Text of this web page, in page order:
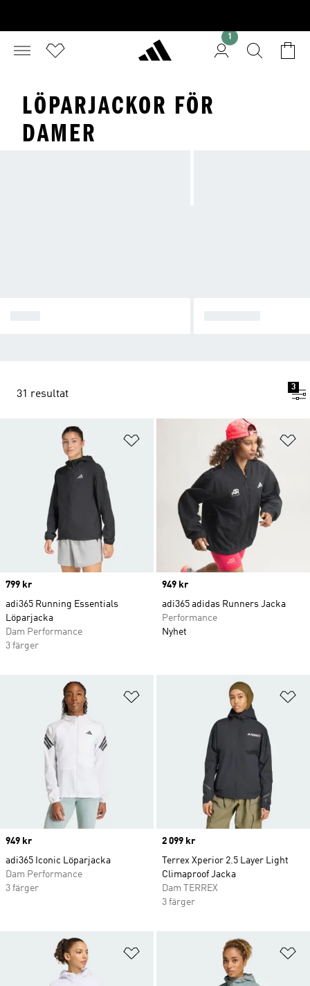
1
LÖPARJACKOR FÖR
DAMER
31 resultat
3
Lägg till på önskelistan
Price
799 kr
adi365 Running Essentials
Löparjacka
Dam Performance
3 färger
Price
949 kr
adi365 adidas Runners Jacka
Performance
Nyhet
Lägg till på önskelistan
Price
949 kr
adi365 Iconic Löparjacka
Dam Performance
3 färger
Price
2 099 kr
Terrex Xperior 2.5 Layer Light
Climaproof Jacka
Dam TERREX
3 färger
Lägg till på önskelistan